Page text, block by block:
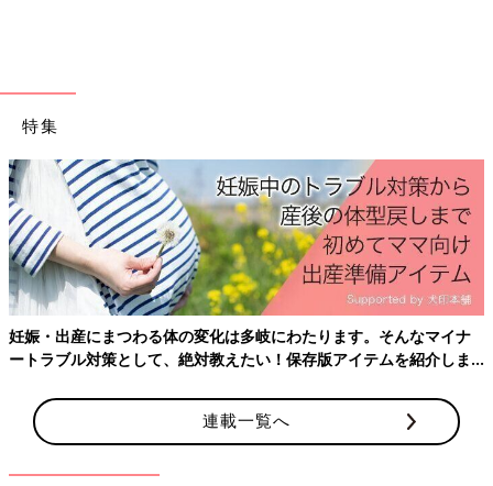
特集
妊娠・出産にまつわる体の変化は多岐にわたります。そんなマイナ
ートラブル対策として、絶対教えたい！保存版アイテムを紹介しま
連載一覧へ